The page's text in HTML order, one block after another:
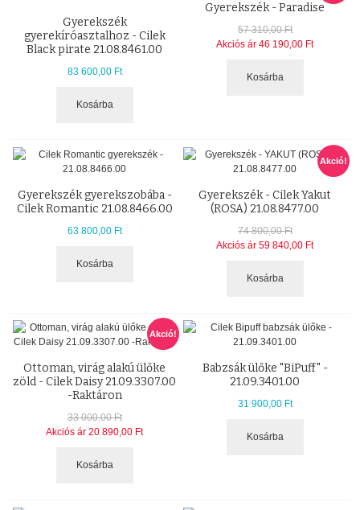
Gyerekszék
gyerekíróasztalhoz - Cilek
Black pirate 21.08.8461.00
83 600,00 Ft
Kosárba
Gyerekszék - Paradise
57 310,00 Ft
Akciós ár 46 190,00 Ft
Kosárba
Gyerekszék gyerekszobába -
Cilek Romantic 21.08.8466.00
63 800,00 Ft
Kosárba
Akció!
Gyerekszék - Cilek Yakut
(ROSA) 21.08.8477.00
74 800,00 Ft
Akciós ár 59 840,00 Ft
Kosárba
Akció!
Ottoman, virág alakú ülőke
zöld - Cilek Daisy 21.09.3307.00
-Raktáron
33 000,00 Ft
Akciós ár 20 890,00 Ft
Kosárba
Babzsák ülőke "BiPuff" -
21.09.3401.00
31 900,00 Ft
Kosárba